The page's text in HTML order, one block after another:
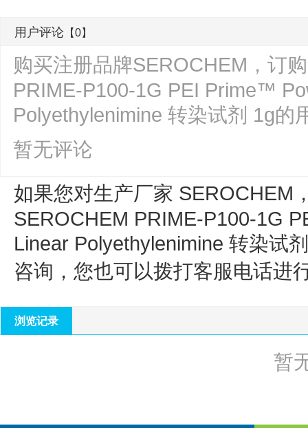
用户评论 【0】
购买注册品牌SEROCHEM，订
PRIME-P100-1G PEI Prime™️
Polyethylenimine 转染试剂 1g的
暂无评论
如果您对生产厂家 SEROCHEM
SEROCHEM PRIME-P100-1G
Linear Polyethylenimine 转染试
咨询，您也可以拨打客服电话进
浏览记录
暂